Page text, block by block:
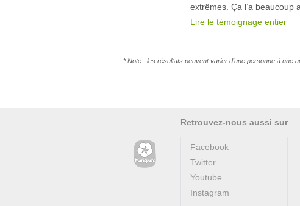
extrêmes. Ça l’a beaucoup
Lire le témoignage entier
* Note : les résultats peuvent varier d'une personne à une
Retrouvez-nous aussi sur
Facebook
Twitter
Youtube
Instagram